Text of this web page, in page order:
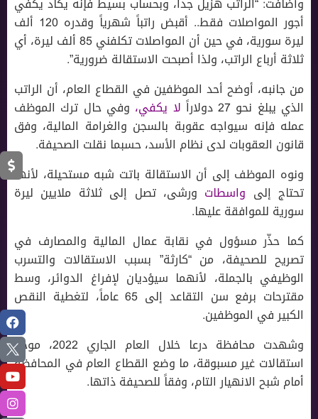
أجور المواصلات فقط.. أقبض راتباً شهرياً وقدره 120 ألف
ليرة سورية، في حين أن المواصلات تكلفني 85 ألف ليرة، أي
ثلاثة أرباع الراتب، ولذا أصبحت الاستقالة ضرورية”.
من جانبه، أوضح أحد الموظفين في القطاع العام، أن الراتب
الذي يبلغ نحو 27 دولاراً
لا يكفي، وفي حال ترك الموظف
عمله فإنه سيواجه عقوبة بالسجن والغرامة المالية، وفق
قانون العقوبات لدى نظام الأسد، حسبما نقلت الصحيفة.
ونوه الموظف إلى أن الاستقالة باتت شبه مستحيلة، لأنها
تحتاج إلى واسطات ورشى، تصل إلى ثلاثة ملايين ليرة
سورية للموافقة عليها.
كما حذّر مسؤول في نقابة عمال المالية والمصارف في
تصريح للصحيفة، من “كارثة” بسبب الاستقالات والتسرب
الوظيفي بالجملة، لأنهما سيؤديان لإفراغ الدوائر، وسط
مقترحات برفع سن التقاعد إلى 65 عاماً، لتغطية النقص
الكبير في الموظفين.
وشهدت محافظة درعا خلال العام الجاري 2022، موجة
استقالات غير مسبوقة، ما وضع القطاع العام في المحافظة
أمام شبح الانهيار التام، وفقاً للصحيفة ذاتها.